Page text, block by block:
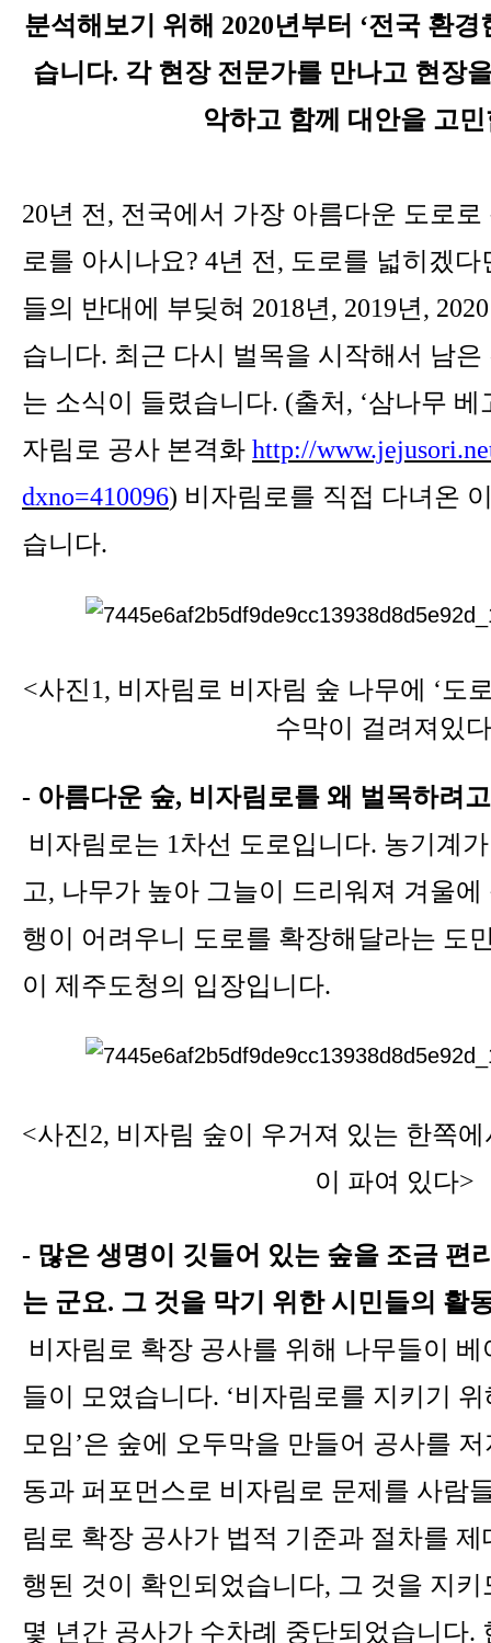
분석해보기 위해 2020년부터 ‘전국 환경
습니다. 각 현장 전문가를 만나고 현장
악하고 함께 대안을 고
20년 전, 전국에서 가장 아름다운 도로
로를 아시나요? 4년 전, 도로를 넓히겠
들의 반대에 부딪혀 2018년, 2019년, 2020
습니다. 최근 다시 벌목을 시작해서 남
는 소식이 들렸습니다. (출처 , ‘삼나무 베
자림로 공사 본격화 http://
dxno=410096) 비자림로를 직접 다녀온
습니다.
<사진1, 비자림로 비자림 숲 나무에 ‘도
수막이 걸려져있
- 아름다운 숲, 비자림로를 왜 벌목하려
비자림로는 1차선 도로입니다. 농기계
고, 나무가 높아 그늘이 드리워져 겨울
행이 어려우니 도로를 확장해달라는 도
이 제주도청의 입장입니다.
<사진2, 비자림 숲이 우거져 있는 한쪽
이 파여 있다>
- 많은 생명이 깃들어 있는 숲을 조금 편
는 군요. 그 것을 막기 위한 시민들의 활
비자림로 확장 공사를 위해 나무들이
들이 모였습니다. ‘비자림로를 지키기
모임’은 숲에 오두막을 만들어 공사를
동과 퍼포먼스로 비자림로 문제를 사람
림로 확장 공사가 법적 기준과 절차를
행된 것이 확인되었습니다, 그 것을 지
몇 년간 공사가 수차례 중단되었습니다.